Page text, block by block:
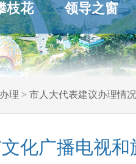
枝花 领导之窗
理 > 市人大代表建议办理情况
化广播电视